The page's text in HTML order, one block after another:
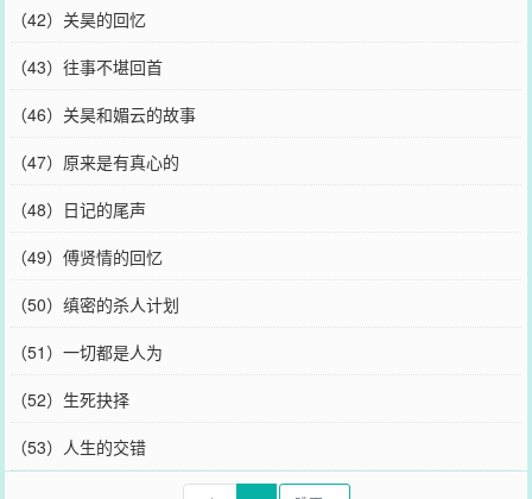
（42）关昊的回忆
（43）往事不堪回首
（46）关昊和媚云的故事
（47）原来是有真心的
（48）日记的尾声
（49）傅贤情的回忆
（50）缜密的杀人计划
（51）一切都是人为
（52）生死抉择
（53）人生的交错